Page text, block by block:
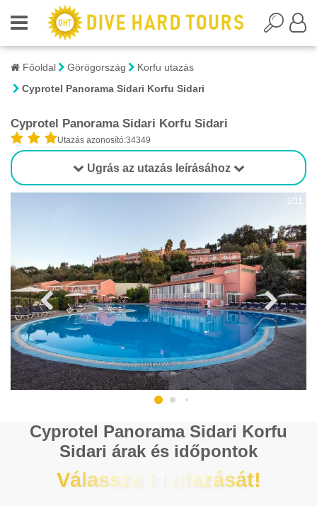
Főoldal Görögország
Korfu utazás
Cyprotel Panorama Sidari Korfu Sidari
Cyprotel Panorama Sidari Korfu Sidari
Utazás azonosító:34349
Ugrás az utazás leírásához
1/11
Cyprotel Panorama Sidari Korfu
Sidari árak és időpontok
Válassza ki utazását!